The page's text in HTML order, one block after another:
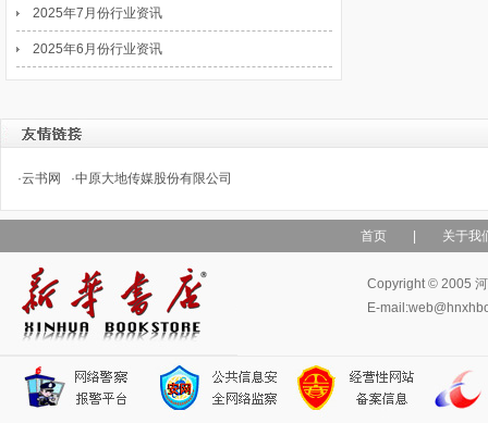
2025年7月份行业资讯
2025年6月份行业资讯
·云书网 ·中原大地传媒股份有限公司
首页| 关于我
Copyright © 2005
E-